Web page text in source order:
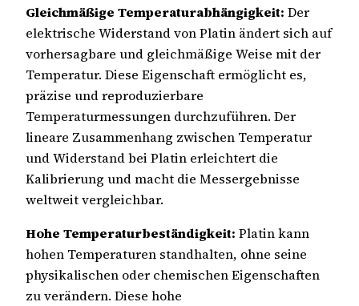
Gleichmäßige Temperaturabhängigkeit: Der
elektrische Widerstand von Platin ändert sich auf
vorhersagbare und gleichmäßige Weise mit der
Temperatur. Diese Eigenschaft ermöglicht es,
präzise und reproduzierbare
Temperaturmessungen durchzuführen. Der
lineare Zusammenhang zwischen Temperatur
und Widerstand bei Platin erleichtert die
Kalibrierung und macht die Messergebnisse
weltweit vergleichbar.
Hohe Temperaturbeständigkeit: Platin kann
hohen Temperaturen standhalten, ohne seine
physikalischen oder chemischen Eigenschaften
zu verändern. Diese hohe